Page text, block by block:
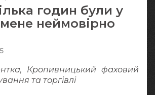
годин були у
мене неймовірно
Кропивницький фаховий
та торгівлі